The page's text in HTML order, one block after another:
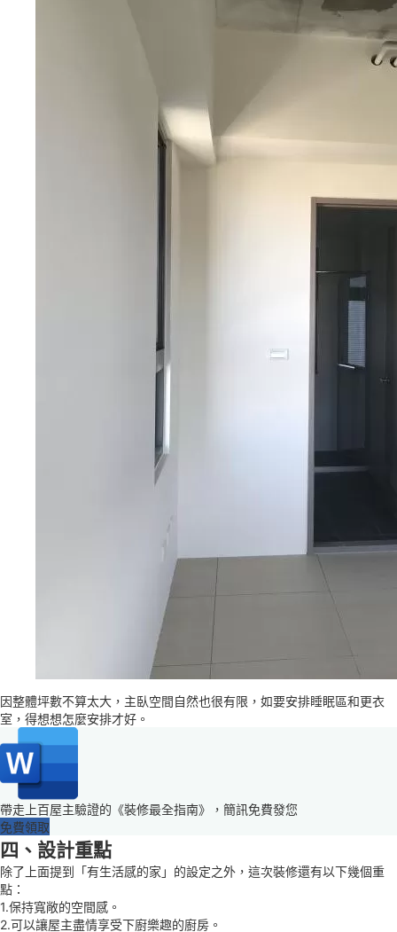
因整體坪數不算太大，主臥空間自然也很有限，如要安排睡眠區和更衣
室，得想想怎麼安排才好。
帶走上百屋主驗證的《裝修最全指南》，簡訊免費發您
免費領取
四、設計重點
除了上面提到「有生活感的家」的設定之外，這次裝修還有以下幾個重
點：
1.保持寬敞的空間感。
2.可以讓屋主盡情享受下廚樂趣的廚房。